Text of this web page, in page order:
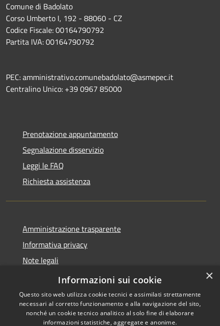
Comune di Badolato
Corso Umberto I, 192 - 88060 - CZ
Codice Fiscale: 00164790792
Partita IVA: 00164790792
PEC: amministrativo.comunebadolato@asmepec.it
Centralino Unico: +39 0967 85000
Prenotazione appuntamento
Segnalazione disservizio
Leggi le FAQ
Richiesta assistenza
Amministrazione trasparente
Informativa privacy
Note legali
Dichiarazione di accessibilità
×
Informazioni sui cookie
Questo sito web utilizza cookie tecnici e assimilati strettamente
necessari al corretto funzionamento e alla navigazione del sito,
nonché un cookie tecnico analitico al solo fine di elaborare
informazioni statistiche, aggregate e anonime.